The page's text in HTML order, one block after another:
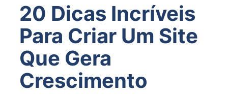
20 Dicas Incríveis
Para Criar Um Site
Que Gera
Crescimento